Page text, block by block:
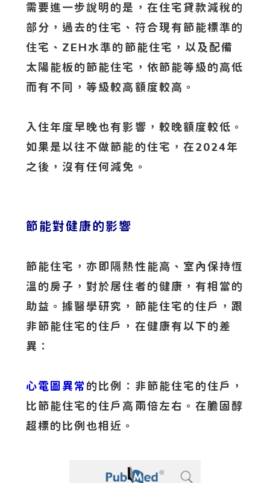
需要進一步說明的是，在住宅貸款減稅的
部分，過去的住宅、符合現有節能標準的
住宅、ZEH水準的節能住宅，以及配備
太陽能板的節能住宅，依節能等級的高低
而有不同，等級較高額度較高。
入住年度早晚也有影響，較晚額度較低。
如果是以往不做節能的住宅，在2024年
之後，沒有任何減免。
節能對健康的影響
節能住宅，亦即隔熱性能高、室內保持恆
溫的房子，對於居住者的健康，有相當的
助益。據醫學研究，節能住宅的住戶，跟
非節能住宅的住戶，在健康有以下的差
異：
心電圖異常的比例：非節能住宅的住戶，
比節能住宅的住戶高兩倍左右。在膽固醇
超標的比例也相近。